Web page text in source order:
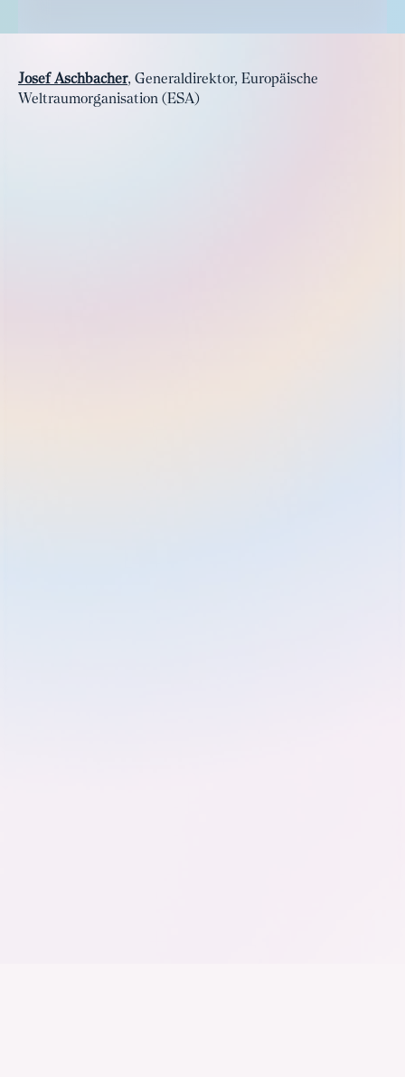
Josef Aschbacher, Generaldirektor, Europäische
Weltraumorganisation (ESA)